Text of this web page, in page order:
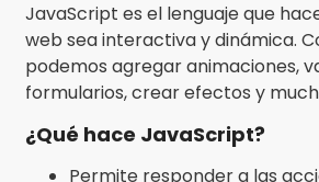
JavaScript es el lenguaje que
web sea interactiva y dinámica.
podemos agregar animaciones,
formularios, crear efectos y
¿Qué hace JavaScript?
Permite responder a las